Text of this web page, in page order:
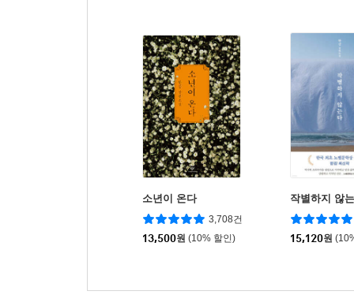
소년이 온다
3,708건
13,500원 (10% 할인)
작별하지 않
15,120원